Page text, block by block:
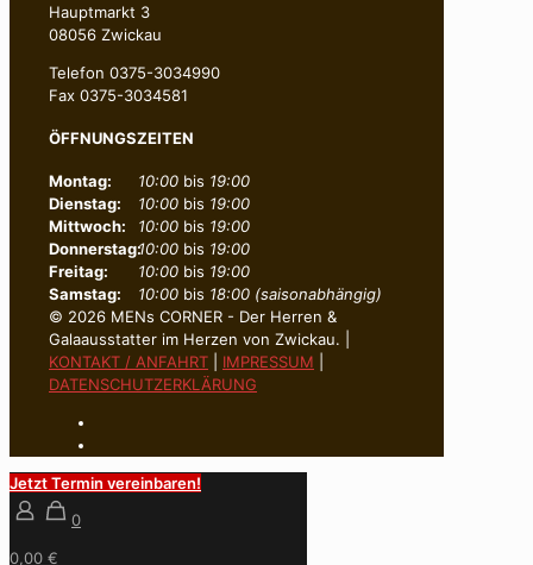
Hauptmarkt 3
08056 Zwickau
Telefon 0375-3034990
Fax 0375-3034581
ÖFFNUNGSZEITEN
Montag:
Dienstag:
Mittwoch:
Donnerstag:
Freitag:
Samstag:
10:00bis 19:00
10:00bis 19:00
10:00bis 19:00
10:00bis 19:00
10:00bis 19:00
10:00bis 18:00 (saisonabhängig)
© 2026 MENs CORNER - Der Herren &
Galaausstatter im Herzen von Zwickau. |
KONTAKT / ANFAHRT
IMPRESSUM
DATENSCHUTZERKLÄRUNG
Jetzt Termin vereinbaren!
0
0,00 €